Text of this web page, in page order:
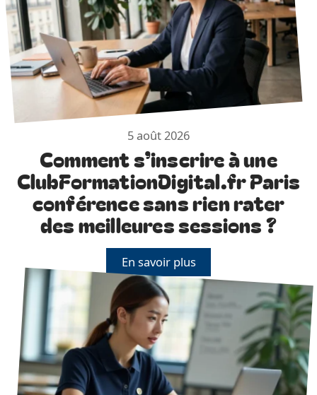
5 août 2026
Comment s’inscrire à une
ClubFormationDigital.fr Paris
conférence sans rien rater
des meilleures sessions ?
En savoir plus